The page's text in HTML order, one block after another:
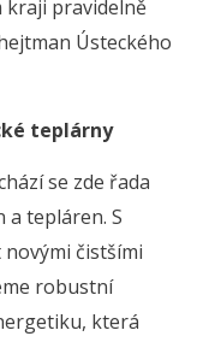
kraji pravidelně
Ústeckého
teplárny
se zde řada
a tepláren. S
čistšími
robustní
která